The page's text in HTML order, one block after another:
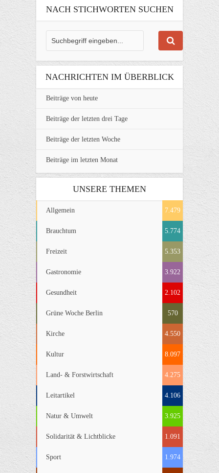
NACH STICHWORTEN SUCHEN
NACHRICHTEN IM ÜBERBLICK
Beiträge von heute
Beiträge der letzten drei Tage
Beiträge der letzten Woche
Beiträge im letzten Monat
UNSERE THEMEN
Allgemein 7.479
Brauchtum 5.774
Freizeit 5.353
Gastronomie 3.922
Gesundheit 2.102
Grüne Woche Berlin 570
Kirche 4.550
Kultur 8.097
Land- & Forstwirtschaft 4.275
Leitartikel 4.106
Natur & Umwelt 3.925
Solidarität & Lichtblicke 1.091
Sport 1.974